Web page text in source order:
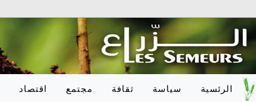
اقتصاد مجتمع ثقافة سياسة الرئسية